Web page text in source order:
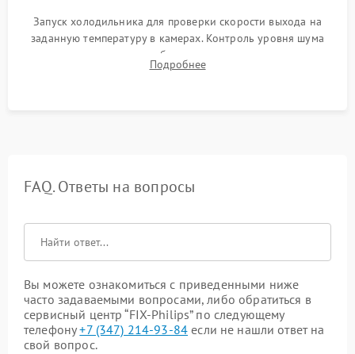
Запуск холодильника для проверки скорости выхода на
заданную температуру в камерах. Контроль уровня шума
компрессора, отсутствия обмерзания стенок и корректного
срабатывания системы автоматической оттайки.
Подробнее
FAQ. Ответы на вопросы
Вы можете ознакомиться с приведенными ниже
часто задаваемыми вопросами, либо обратиться в
сервисный центр “FIX-Philips” по следующему
телефону+7 (347) 214-93-84 если не нашли ответ на
свой вопрос.